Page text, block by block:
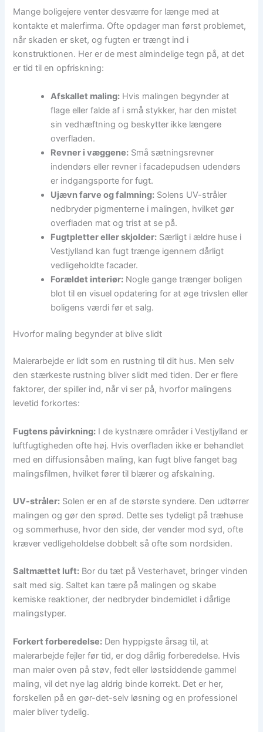
Mange boligejere venter desværre for længe med at
kontakte et malerfirma. Ofte opdager man først problemet,
når skaden er sket, og fugten er trængt ind i
konstruktionen. Her er de mest almindelige tegn på, at det
er tid til en opfriskning:
Afskallet maling: Hvis malingen begynder at
flage eller falde af i små stykker, har den mistet
sin vedhæftning og beskytter ikke længere
overfladen.
Revner i væggene: Små sætningsrevner
indendørs eller revner i facadepudsen udendørs
er indgangsporte for fugt.
Ujævn farve og falmning: Solens UV-stråler
nedbryder pigmenterne i malingen, hvilket gør
overfladen mat og trist at se på.
Fugtpletter eller skjolder: Særligt i ældre huse i
Vestjylland kan fugt trænge igennem dårligt
vedligeholdte facader.
Forældet interiør: Nogle gange trænger boligen
blot til en visuel opdatering for at øge trivslen eller
boligens værdi før et salg.
Hvorfor maling begynder at blive slidt
Malerarbejde er lidt som en rustning til dit hus. Men selv
den stærkeste rustning bliver slidt med tiden. Der er flere
faktorer, der spiller ind, når vi ser på, hvorfor malingens
levetid forkortes:
Fugtens påvirkning: I de kystnære områder i Vestjylland er
luftfugtigheden ofte høj. Hvis overfladen ikke er behandlet
med en diffusionsåben maling, kan fugt blive fanget bag
malingsfilmen, hvilket fører til blærer og afskalning.
UV-stråler: Solen er en af de største syndere. Den udtørrer
malingen og gør den sprød. Dette ses tydeligt på træhuse
og sommerhuse, hvor den side, der vender mod syd, ofte
kræver vedligeholdelse dobbelt så ofte som nordsiden.
Saltmættet luft: Bor du tæt på Vesterhavet, bringer vinden
salt med sig. Saltet kan tære på malingen og skabe
kemiske reaktioner, der nedbryder bindemidlet i dårlige
malingstyper.
Forkert forberedelse: Den hyppigste årsag til, at
malerarbejde fejler før tid, er dog dårlig forberedelse. Hvis
man maler oven på støv, fedt eller løstsiddende gammel
maling, vil det nye lag aldrig binde korrekt. Det er her,
forskellen på en gør-det-selv løsning og en professionel
maler bliver tydelig.